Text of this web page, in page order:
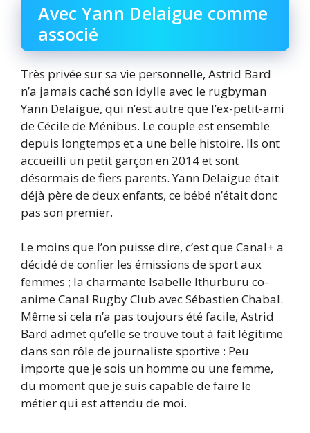
Avec Yann Delaigue comme
associé
Très privée sur sa vie personnelle, Astrid Bard
n’a jamais caché son idylle avec le rugbyman
Yann Delaigue, qui n’est autre que l’ex-petit-ami
de Cécile de Ménibus. Le couple est ensemble
depuis longtemps et a une belle histoire. Ils ont
accueilli un petit garçon en 2014 et sont
désormais de fiers parents. Yann Delaigue était
déjà père de deux enfants, ce bébé n’était donc
pas son premier.
Le moins que l’on puisse dire, c’est que Canal+ a
décidé de confier les émissions de sport aux
femmes ; la charmante Isabelle Ithurburu co-
anime Canal Rugby Club avec Sébastien Chabal.
Même si cela n’a pas toujours été facile, Astrid
Bard admet qu’elle se trouve tout à fait légitime
dans son rôle de journaliste sportive : Peu
importe que je sois un homme ou une femme,
du moment que je suis capable de faire le
métier qui est attendu de moi.